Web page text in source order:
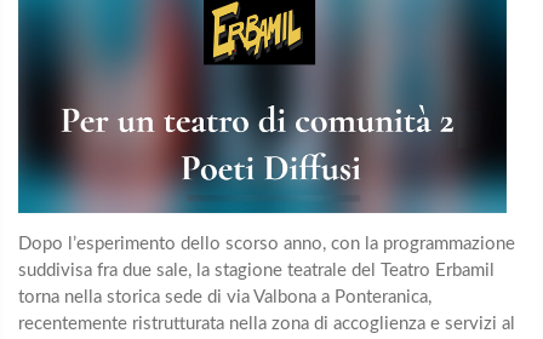
Dopo l’esperimento dello scorso anno, con la programmazione
suddivisa fra due sale, la stagione teatrale del Teatro Erbamil
torna nella storica sede di via Valbona a Ponteranica,
recentemente ristrutturata nella zona di accoglienza e servizi al